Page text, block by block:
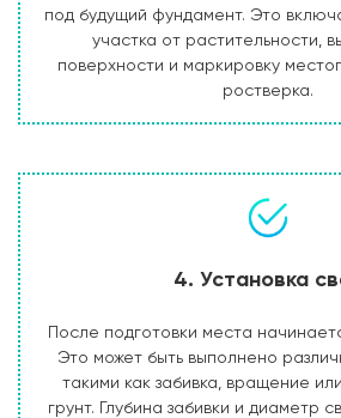
под будущий фундамент. Это
участка от растительности,
поверхности и маркировку
ростверка.
4. Установка
После подготовки места
Это может быть выполнено
такими как забивка, вращение
грунт. Глубина забивки и диаметр